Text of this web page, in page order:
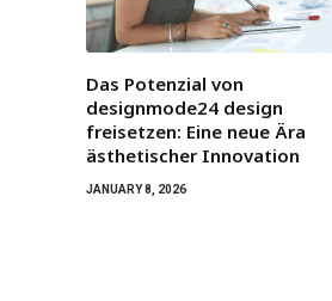
Das Potenzial von
designmode24 design
freisetzen: Eine neue Ära
ästhetischer Innovation
JANUARY 8, 2026